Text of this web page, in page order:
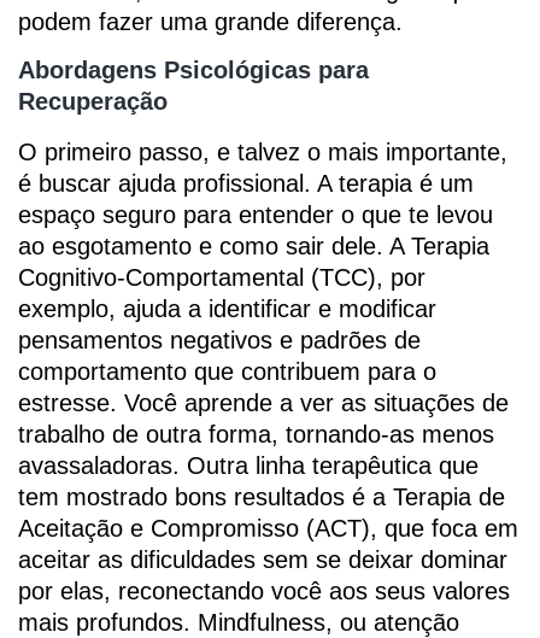
podem fazer uma grande diferença.
Abordagens Psicológicas para
Recuperação
O primeiro passo, e talvez o mais importante,
é buscar ajuda profissional. A terapia é um
espaço seguro para entender o que te levou
ao esgotamento e como sair dele. A Terapia
Cognitivo-Comportamental (TCC), por
exemplo, ajuda a identificar e modificar
pensamentos negativos e padrões de
comportamento que contribuem para o
estresse. Você aprende a ver as situações de
trabalho de outra forma, tornando-as menos
avassaladoras. Outra linha terapêutica que
tem mostrado bons resultados é a Terapia de
Aceitação e Compromisso (ACT), que foca em
aceitar as dificuldades sem se deixar dominar
por elas, reconectando você aos seus valores
mais profundos. Mindfulness, ou atenção